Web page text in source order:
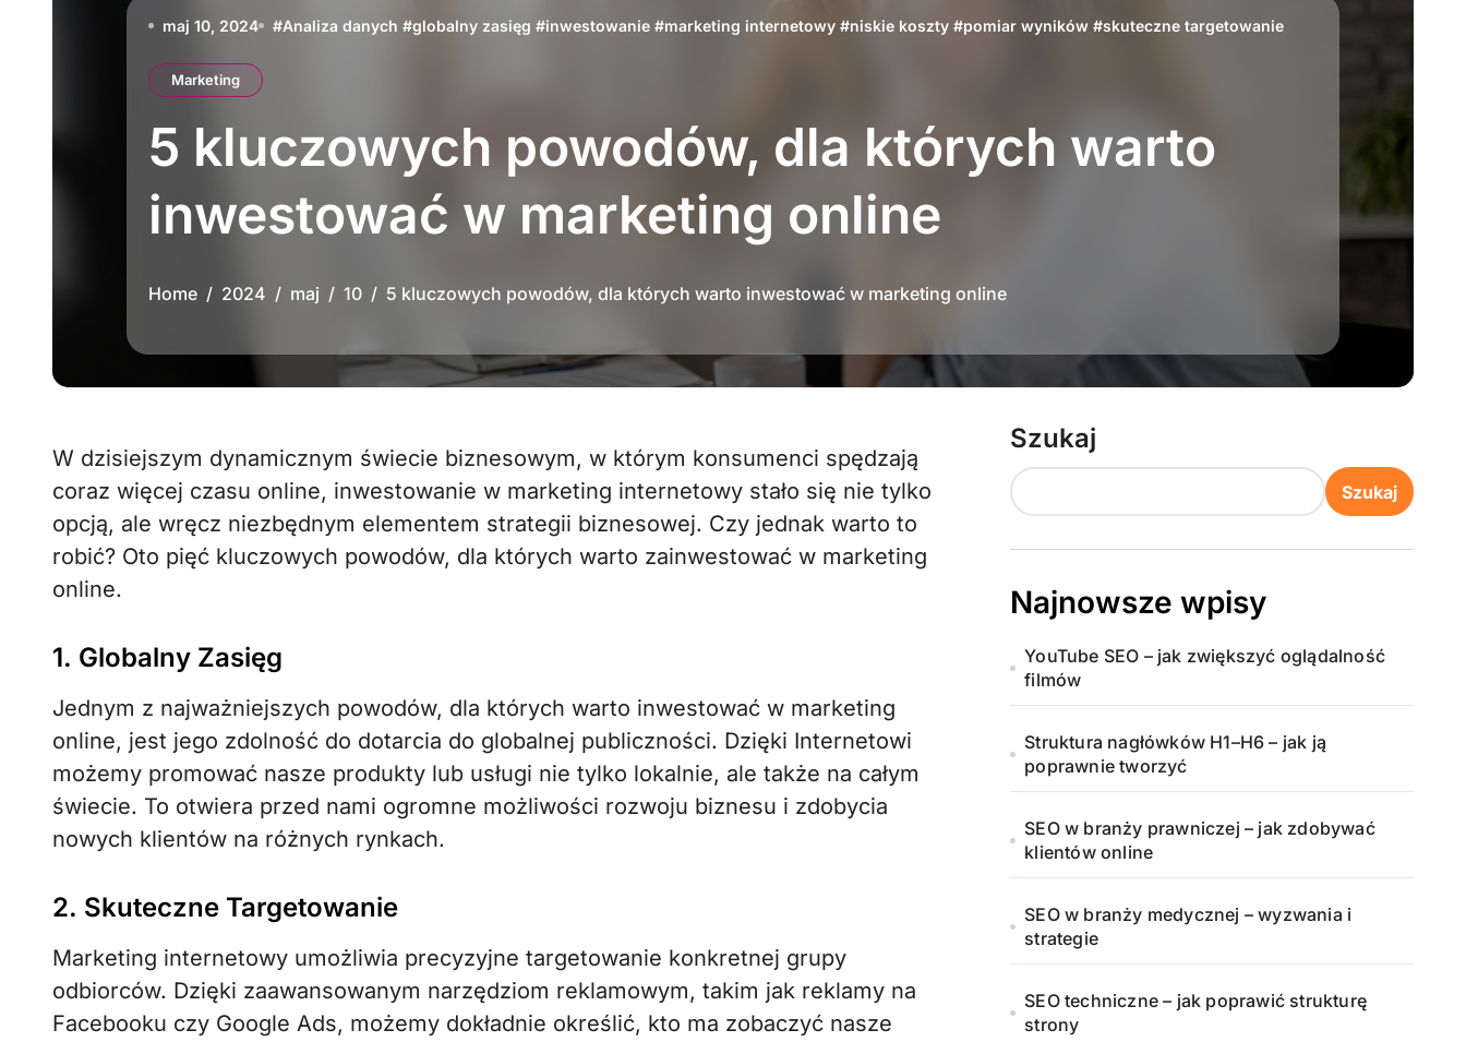
maj 10, 2024 #Analiza danych #globalny zasięg #inwestowanie #marketing internetowy #niskie koszty #pomiar wyników #skuteczne targetowanie
Marketing
5 kluczowych powodów, dla których warto
inwestować w marketing online
Home 2024 maj 10 5 kluczowych powodów, dla których warto inwestować w marketing online
W dzisiejszym dynamicznym świecie biznesowym, w którym konsumenci spędzają
coraz więcej czasu online, inwestowanie w marketing internetowy stało się nie tylko
opcją, ale wręcz niezbędnym elementem strategii biznesowej. Czy jednak warto to
robić? Oto pięć kluczowych powodów, dla których warto zainwestować w marketing
online.
1. Globalny Zasięg
Jednym z najważniejszych powodów, dla których warto inwestować w marketing
online, jest jego zdolność do dotarcia do globalnej publiczności. Dzięki Internetowi
możemy promować nasze produkty lub usługi nie tylko lokalnie, ale także na całym
świecie. To otwiera przed nami ogromne możliwości rozwoju biznesu i zdobycia
nowych klientów na różnych rynkach.
2. Skuteczne Targetowanie
Marketing internetowy umożliwia precyzyjne targetowanie konkretnej grupy
odbiorców. Dzięki zaawansowanym narzędziom reklamowym, takim jak reklamy na
Facebooku czy Google Ads, możemy dokładnie określić, kto ma zobaczyć nasze
Szukaj
Szukaj
Najnowsze wpisy
YouTube SEO – jak zwiększyć oglądalność
filmów
Struktura nagłówków H1–H6 – jak ją
poprawnie tworzyć
SEO w branży prawniczej – jak zdobywać
klientów online
SEO w branży medycznej – wyzwania i
strategie
SEO techniczne – jak poprawić strukturę
strony